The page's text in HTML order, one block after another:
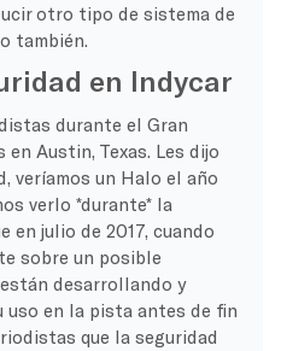
otro tipo de sistema de
también.
en Indycar
durante el Gran
Austin, Texas. Les dijo
veríamos un Halo el año
verlo *durante* la
en julio de 2017, cuando
sobre un posible
desarrollando y
uso en la pista antes de fin
que la seguridad